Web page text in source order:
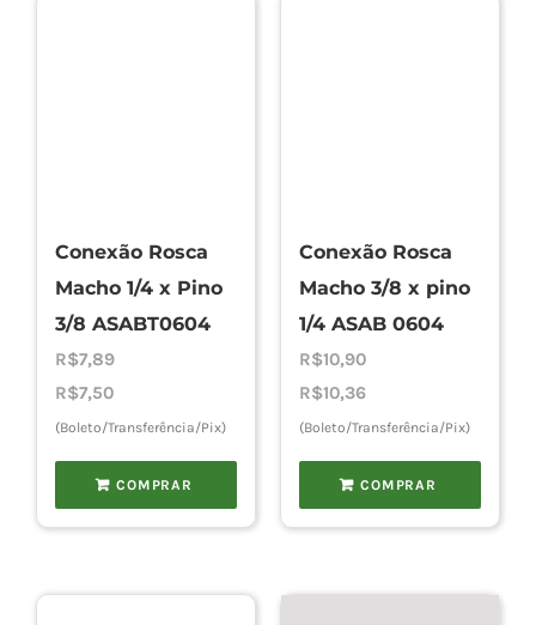
Conexão Rosca
Macho 1/4 x Pino
3/8 ASABT0604
R$7,89
R$7,50
(Boleto/Transferência/Pix)
COMPRAR
Conexão Rosca
Macho 3/8 x pino
1/4 ASAB 0604
R$10,90
R$10,36
(Boleto/Transferência/Pix)
COMPRAR